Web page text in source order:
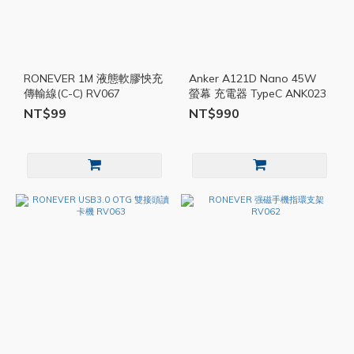
RONEVER 1M 液態軟膠怏充
傳輸線(C-C) RV067
NT$99
Anker A121D Nano 45W
螢幕 充電器 TypeC ANK023
NT$990